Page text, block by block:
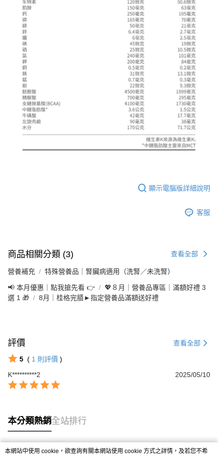
顯示電腦版詳細說明
客服
商品相關分類 (3) 查看全部
營養補充 特殊營養品｜腎臟病適用（洗腎／未洗腎）
📢 本月優惠｜點我搶先看 👉
💖８月｜營養品專區｜滿額好禮 3
選 1 🎁
8月｜桂格完膳►指定營養品滿額送好禮
評價 查看全部
5 ( 1 則評價 )
K**********2
2025/05/10
本分類熱銷全站排行
本網站中使用 cookie，欲查詢有關本網站使用 cookie 方式之詳情，及若您不希